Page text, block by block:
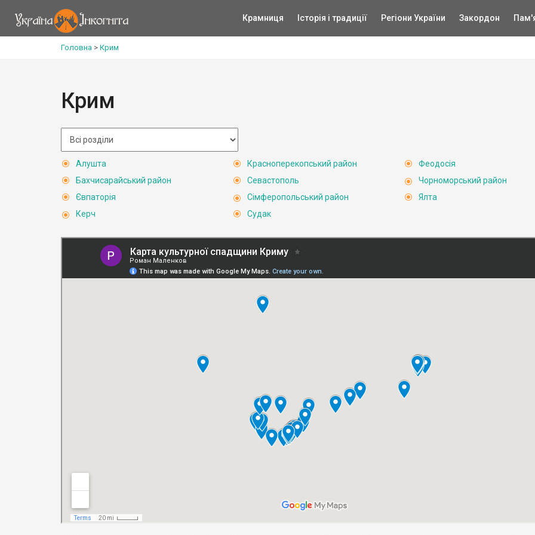
Крамниця Історія і традиції Регіони України Закордон
Головна > Крим
Крим
Алушта
Бахчисарайський район
Євпаторія
Керч
Красноперекопський район
Севастополь
Сімферопольський район
Судак
Феодосія
Чорноморський район
Ялта